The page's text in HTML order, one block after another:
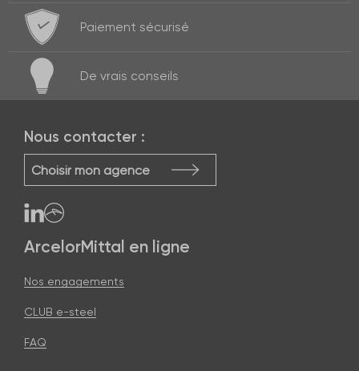
Paiement sécurisé
De vrais conseils
ArcelorMittal en ligne
Nos engagements
CLUB e-steel
FAQ
Nous contacter :
Choisir mon agence